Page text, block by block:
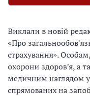
Виклали в новій
«Про
страхування».
охорони здоров’я, а
медичним наглядом у
спрямованих на